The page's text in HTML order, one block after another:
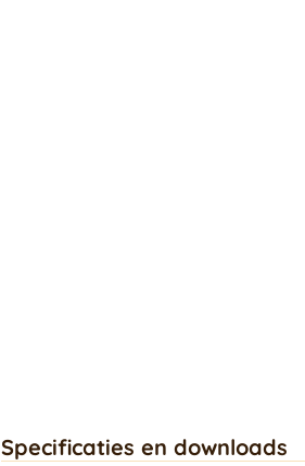
Specificaties en downloads